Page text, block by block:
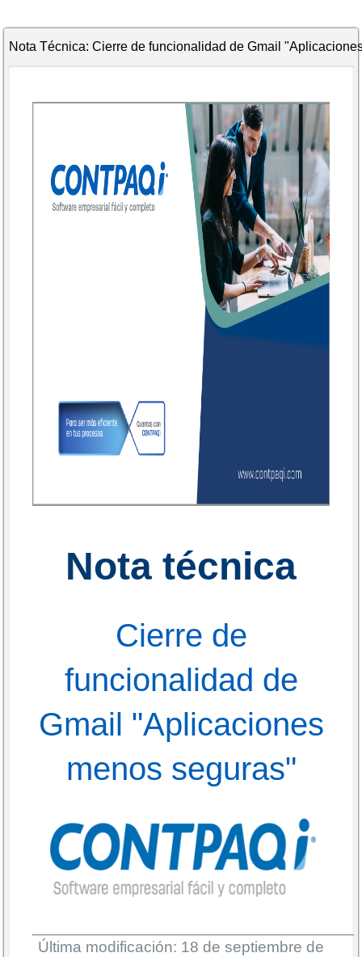
Nota Técnica: Cierre de funcionalidad de Gmail
Nota técnica
Cierre de
funcionalidad de
Gmail "Aplicaciones
menos seguras"
Última modificación: 18 de septiembre de